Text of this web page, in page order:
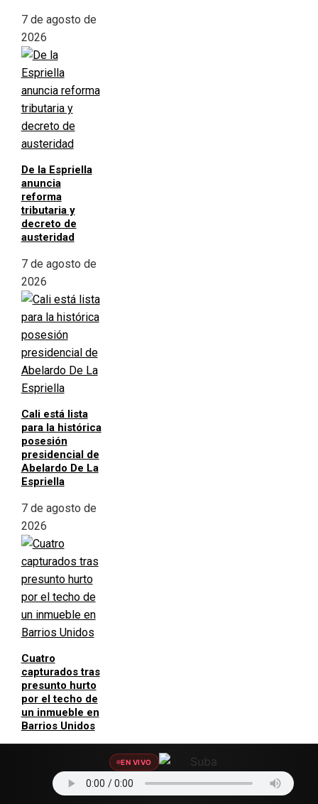
7 de agosto de
2026
De la Espriella
anuncia
reforma
tributaria y
decreto de
austeridad
7 de agosto de
2026
Cali está lista
para la histórica
posesión
presidencial de
Abelardo De La
Espriella
7 de agosto de
2026
Cuatro
capturados tras
presunto hurto
por el techo de
un inmueble en
Barrios Unidos
EN VIVO